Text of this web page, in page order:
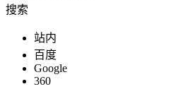
搜索
站内
百度
Google
360